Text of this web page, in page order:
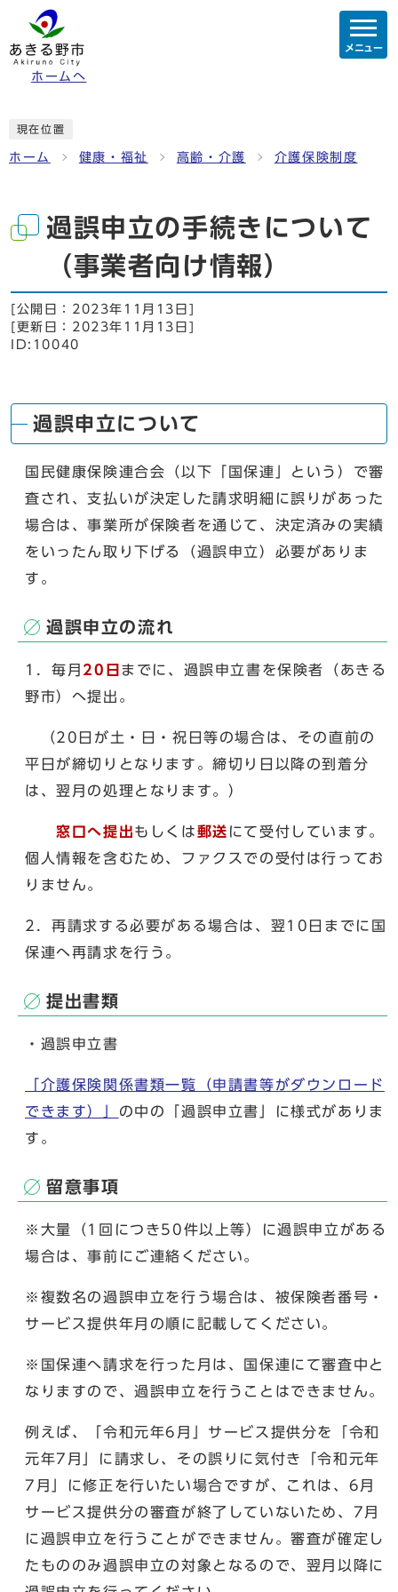
ホームへ
メニュー
現在位置
ホーム 健康・福祉 高齢・介護 介護保険制度
過誤申立の手続きについて
（事業者向け情報）
[公開日： 2023年11月13日
[更新日： 2023年11月13日
ID:10040
過誤申立について
国民健康保険連合会（以下「国保連」という）で審
査され、支払いが決定した請求明細に誤りがあった
場合は、事業所が保険者を通じて、決定済みの実績
をいったん取り下げる（過誤申立）必要がありま
す。
過誤申立の流れ
1．毎月 20日 までに、過誤申立書を保険者（あきる
野市）へ提出。
（20日が土・日・祝日等の場合は、その直前の
平日が締切りとなります。締切り日以降の到着分
は、翌月の処理となります。）
窓口へ提出もしくは郵送 にて受付しています。
個人情報を含むため、ファクスでの受付は行ってお
りません。
2．再請求する必要がある場合は、翌10日までに国
保連へ再請求を行う。
提出書類
・過誤申立書
「介護保険関係書類一覧（申請書等がダウンロード
できます）」 の中の「過誤申立書」に様式がありま
す。
留意事項
※大量（1回につき50件以上等）に過誤申立がある
場合は、事前にご連絡ください。
※複数名の過誤申立を行う場合は、被保険者番号・
サービス提供年月の順に記載してください。
※国保連へ請求を行った月は、国保連にて審査中と
なりますので、過誤申立を行うことはできません。
例えば、「令和元年6月」サービス提供分を「令和
元年7月」に請求し、その誤りに気付き「令和元年
7月」に修正を行いたい場合ですが、これは、6月
サービス提供分の審査が終了していないため、7月
に過誤申立を行うことができません。審査が確定し
たもののみ過誤申立の対象となるので、翌月以降に